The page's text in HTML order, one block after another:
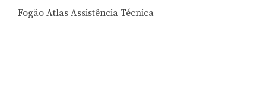
Fogão Atlas Assistência Técnica